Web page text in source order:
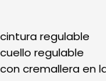
regulable
regulable
cremallera en